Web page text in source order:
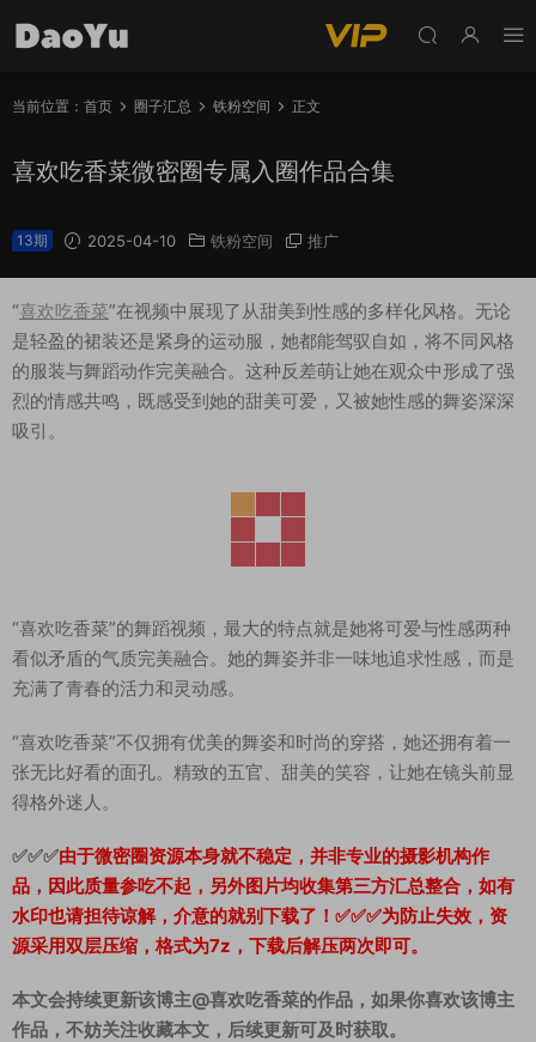
当前位置： 首页 圈子汇总 铁粉空间 正文
喜欢吃香菜微密圈专属入圈作品合集
13期 2025-04-10 铁粉空间 推广
“喜欢吃香菜”在视频中展现了从甜美到性感的多样化风格。无论
是轻盈的裙装还是紧身的运动服，她都能驾驭自如，将不同风格
的服装与舞蹈动作完美融合。这种反差萌让她在观众中形成了强
烈的情感共鸣，既感受到她的甜美可爱，又被她性感的舞姿深深
吸引。
“喜欢吃香菜”的舞蹈视频，最大的特点就是她将可爱与性感两种
看似矛盾的气质完美融合。她的舞姿并非一味地追求性感，而是
充满了青春的活力和灵动感。
“喜欢吃香菜”不仅拥有优美的舞姿和时尚的穿搭，她还拥有着一
张无比好看的面孔。精致的五官、甜美的笑容，让她在镜头前显
得格外迷人。
✅✅✅由于微密圈资源本身就不稳定，并非专业的摄影机构作
品，因此质量参吃不起，另外图片均收集第三方汇总整合，如有
水印也请担待谅解，介意的就别下载了！✅✅✅为防止失效，资
源采用双层压缩，格式为7z，下载后解压两次即可。
本文会持续更新该博主@喜欢吃香菜的作品，如果你喜欢该博主
作品，不妨关注收藏本文，后续更新可及时获取。